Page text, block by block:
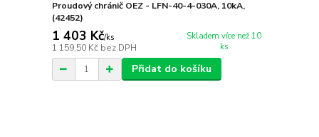
Proudový chránič OEZ - LFN-40-4-030A, 10kA,
(42452)
1 403 Kč/ks
1 159,50 Kč bez DPH
Skladem více než 10
ks
Přidat do košíku